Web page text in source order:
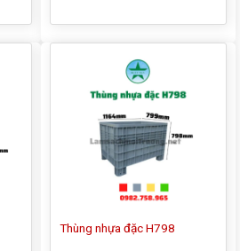
Thùng nhựa đặc H798